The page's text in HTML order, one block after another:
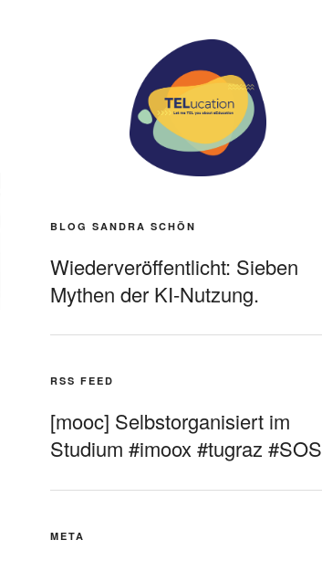
BLOG SANDRA SCHÖN
Wiederveröffentlicht: Sieben
Mythen der KI-Nutzung.
RSS FEED
[mooc] Selbstorganisiert im
Studium #imoox #tugraz #SOS
META